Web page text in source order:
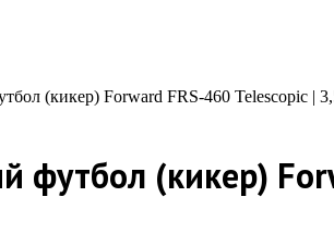
(кикер) Forward FRS-460 Telescopic |
футбол (кикер)